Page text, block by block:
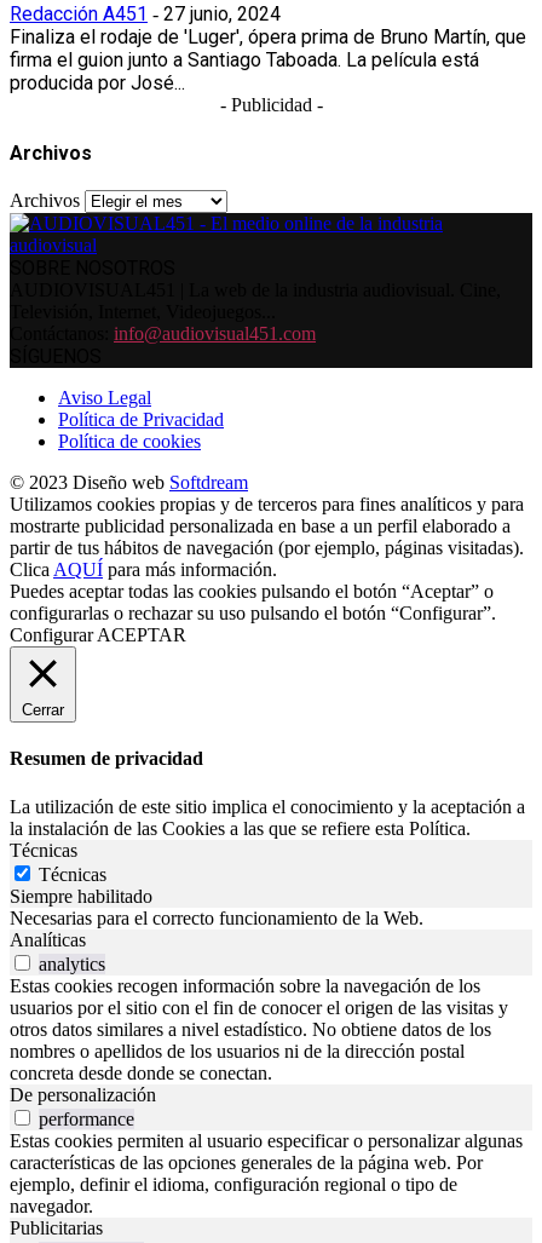
Redacción A451 - 27 junio, 2024
Finaliza el rodaje de 'Luger', ópera prima de Bruno Martín, que
firma el guion junto a Santiago Taboada. La película está
producida por José...
- Publicidad -
Archivos
Archivos
info@audiovisual451.com
Aviso Legal
Política de Privacidad
Política de cookies
© 2023 Diseño web Softdream
Utilizamos cookies propias y de terceros para fines analíticos y para
mostrarte publicidad personalizada en base a un perfil elaborado a
partir de tus hábitos de navegación (por ejemplo, páginas visitadas).
Clica AQUÍ para más información.
Puedes aceptar todas las cookies pulsando el botón “Aceptar” o
configurarlas o rechazar su uso pulsando el botón “Configurar”.
Configurar ACEPTAR
Cerrar
Resumen de privacidad
La utilización de este sitio implica el conocimiento y la aceptación a
la instalación de las Cookies a las que se refiere esta Política.
Técnicas
Técnicas
Siempre habilitado
Necesarias para el correcto funcionamiento de la Web.
Analíticas
analytics
Estas cookies recogen información sobre la navegación de los
usuarios por el sitio con el fin de conocer el origen de las visitas y
otros datos similares a nivel estadístico. No obtiene datos de los
nombres o apellidos de los usuarios ni de la dirección postal
concreta desde donde se conectan.
De personalización
performance
Estas cookies permiten al usuario especificar o personalizar algunas
características de las opciones generales de la página web. Por
ejemplo, definir el idioma, configuración regional o tipo de
navegador.
Publicitarias